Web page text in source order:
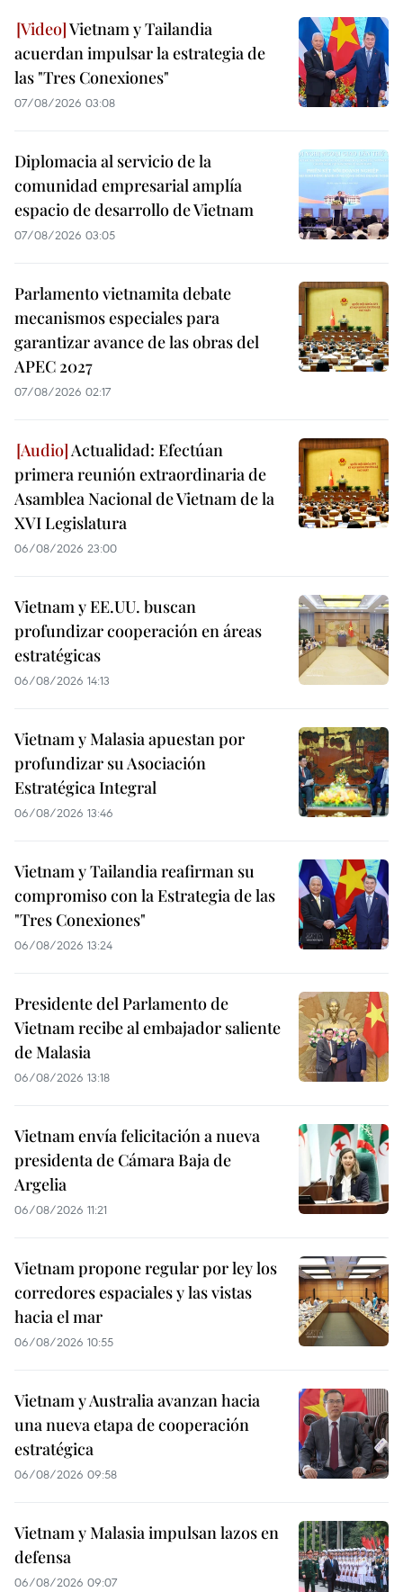
Vietnam y Tailandia
acuerdan impulsar la estrategia de
las "Tres Conexiones"
07/08/2026 03:08
Diplomacia al servicio de la
comunidad empresarial amplía
espacio de desarrollo de Vietnam
07/08/2026 03:05
Parlamento vietnamita debate
mecanismos especiales para
garantizar avance de las obras del
APEC 2027
07/08/2026 02:17
Actualidad: Efectúan
primera reunión extraordinaria de
Asamblea Nacional de Vietnam de la
XVI Legislatura
06/08/2026 23:00
Vietnam y EE.UU. buscan
profundizar cooperación en áreas
estratégicas
06/08/2026 14:13
Vietnam y Malasia apuestan por
profundizar su Asociación
Estratégica Integral
06/08/2026 13:46
Vietnam y Tailandia reafirman su
compromiso con la Estrategia de las
"Tres Conexiones"
06/08/2026 13:24
Presidente del Parlamento de
Vietnam recibe al embajador saliente
de Malasia
06/08/2026 13:18
Vietnam envía felicitación a nueva
presidenta de Cámara Baja de
Argelia
06/08/2026 11:21
Vietnam propone regular por ley los
corredores espaciales y las vistas
hacia el mar
06/08/2026 10:55
Vietnam y Australia avanzan hacia
una nueva etapa de cooperación
estratégica
06/08/2026 09:58
Vietnam y Malasia impulsan lazos en
defensa
06/08/2026 09:07